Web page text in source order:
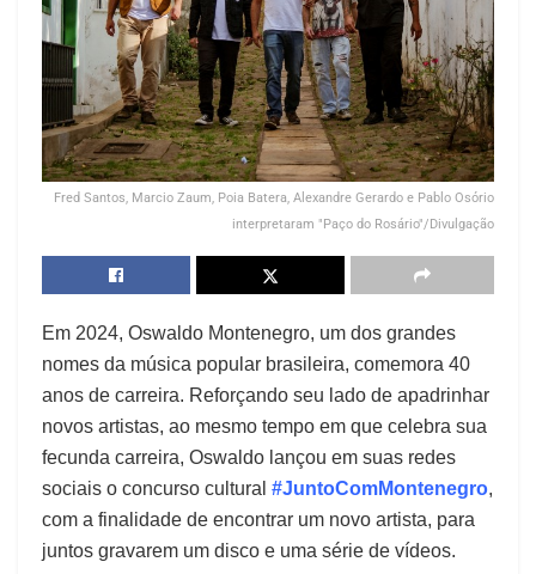
Fred Santos, Marcio Zaum, Poia Batera, Alexandre Gerardo e Pablo Osório
interpretaram "Paço do Rosário"/Divulgação
Em 2024, Oswaldo Montenegro, um dos grandes
nomes da música popular brasileira, comemora 40
anos de carreira. Reforçando seu lado de apadrinhar
novos artistas, ao mesmo tempo em que celebra sua
fecunda carreira, Oswaldo lançou em suas redes
sociais o concurso cultural #JuntoComMontenegro,
com a finalidade de encontrar um novo artista, para
juntos gravarem um disco e uma série de vídeos.